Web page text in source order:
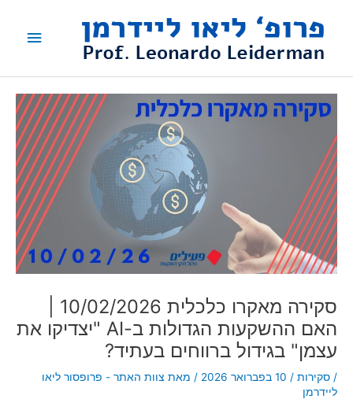
ראשי
האם ההשקעות הגדולות ב-AI "יצדיקו את
עצמן" בגידול ברווחים בעתיד?
/ סקירות / 10 בפברואר 2026 / מאת צוות האתר - פרופסור ליאו
ליידרמן